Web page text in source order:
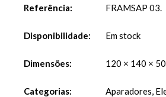
Referência: FRAMSAP 03.
Disponibilidade: Em stock
Dimensões: 120 × 140 ×
Categorias: Aparadores,